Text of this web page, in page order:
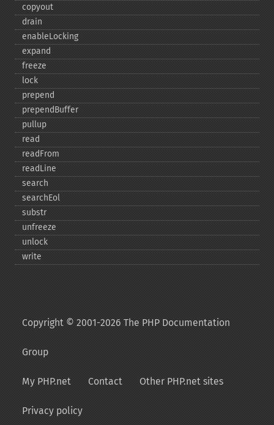
copyout
drain
enableLocking
expand
freeze
lock
prepend
prependBuffer
pullup
read
readFrom
readLine
search
searchEol
substr
unfreeze
unlock
write
Copyright © 2001-2026 The PHP Documentation
Group
My PHP.net Contact Other PHP.net sites
Privacy policy